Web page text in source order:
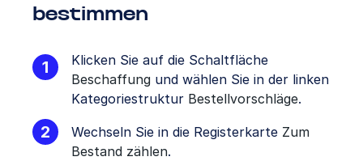
bestimmen
Klicken Sie auf die Schaltfläche
Beschaffung und wählen Sie in der linken
Kategoriestruktur Bestellvorschläge.
Wechseln Sie in die Registerkarte Zum
Bestand zählen.